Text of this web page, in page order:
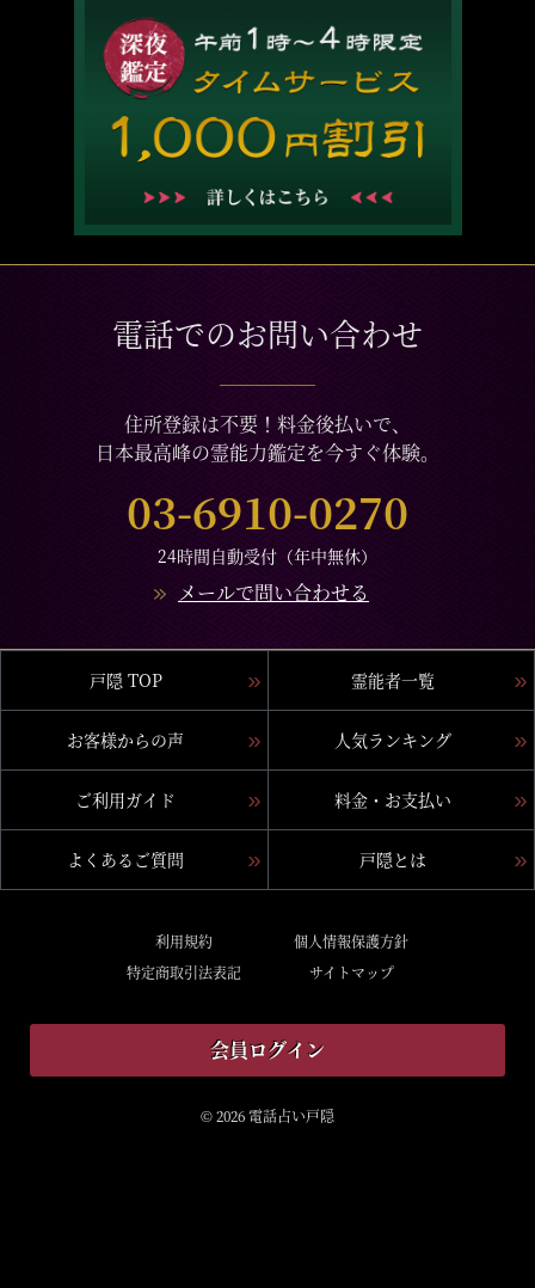
電話でのお問い合わせ
住所登録は不要！料金後払いで、
日本最高峰の霊能力鑑定を今すぐ体験。
03-6910-0270
24時間自動受付（年中無休）
メールで問い合わせる
戸隠 TOP 霊能者一覧
お客様からの声 人気ランキング
ご利用ガイド 料金・お支払い
よくあるご質問 戸隠とは
利用規約
特定商取引法表記
個人情報保護方針
サイトマップ
会員ログイン
© 2026 電話占い戸隠